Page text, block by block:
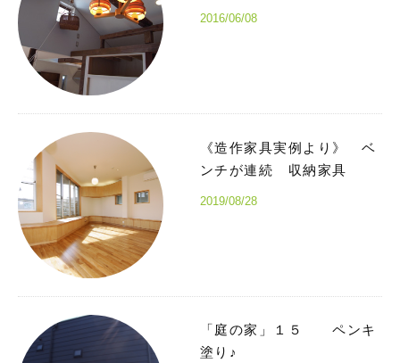
2016/06/08
《造作家具実例より》 ベ
ンチが連続 収納家具
2019/08/28
「庭の家」１５ ペンキ
塗り♪